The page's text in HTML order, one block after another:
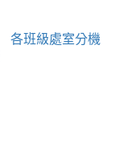
各班級處室分機